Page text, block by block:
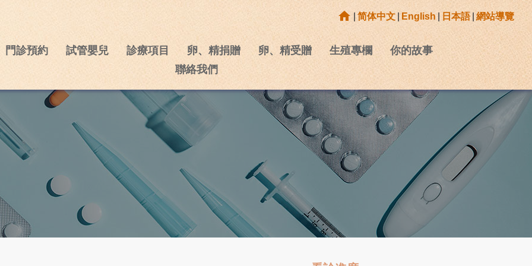
home | 简体中文 | English | 日本語| 網站導覽
門診預約 試管嬰兒 診療項目 卵、精捐贈 卵、精受贈 生殖專欄
你的故事
聯絡我們